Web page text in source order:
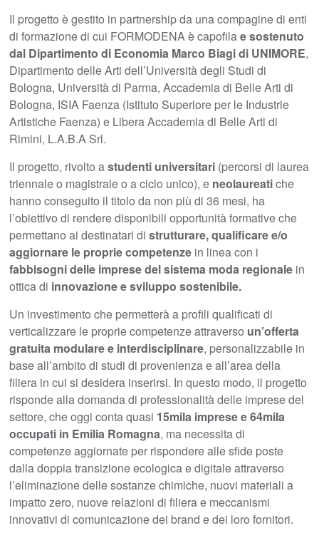
Il progetto è gestito in partnership da una compagine di enti
di formazione di cui FORMODENA è capofilae sostenuto
dal Dipartimento di Economia Marco Biagi di UNIMORE,
Dipartimento delle Arti dell’Università degli Studi di
Bologna, Università di Parma, Accademia di Belle Arti di
Bologna, ISIA Faenza (Istituto Superiore per le Industrie
Artistiche Faenza) e Libera Accademia di Belle Arti di
Rimini, L.A.B.A Srl.
Il progetto, rivolto astudenti universitari (percorsi di laurea
triennale o magistrale o a ciclo unico), e neolaureatiche
hanno conseguito il titolo da non più di 36 mesi, ha
l’obiettivo di rendere disponibili opportunità formative che
permettano ai destinatari distrutturare, qualificare e/o
aggiornare le proprie competenze in linea con i
fabbisogni delle imprese del sistema moda regionale in
ottica di innovazione e sviluppo sostenibile.
Un investimento che permetterà a profili qualificati di
verticalizzare le proprie competenze attraverso un’offerta
gratuita modulare e interdisciplinare, personalizzabile in
base all’ambito di studi di provenienza e all’area della
filiera in cui si desidera inserirsi. In questo modo, il progetto
risponde alla domanda di professionalità delle imprese del
settore, cheoggi conta quasi 15mila imprese e 64mila
occupati in Emilia Romagna, ma necessita di
competenze aggiornate per rispondere alle sfide poste
dalla doppia transizione ecologica e digitale attraverso
l’eliminazione delle sostanze chimiche, nuovi materiali a
impatto zero, nuove relazioni di filiera e meccanismi
innovativi di comunicazione dei brand e dei loro fornitori.